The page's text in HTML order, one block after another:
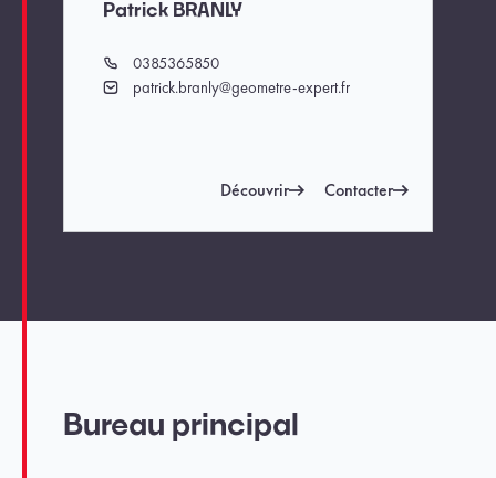
Patrick BRANLY
Téléphone0385365850
Emailpatrick.branly@geometre-expert.fr
Découvrir Contacter
Bureau principal